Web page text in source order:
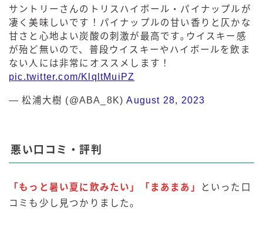
サントリーさんのトリスハイボール・パイナップルが
凄く美味しいです！パイナップルの甘い香りと仄かな
甘さと心地よい炭酸の刺激が最高です｡ウイスキー感
が殆ど無いので、普段ウイスキーやハイボールを飲ま
ない人には非常にオススメします！
pic.twitter.com/KlqltMuiPZ
— 松浦大樹 (@ABA_8K)August 28, 2023
悪い口コミ・評判
「もっと暑い夏に飲みたい」「まあまあ」
といった口
コミも少し見つかりました。